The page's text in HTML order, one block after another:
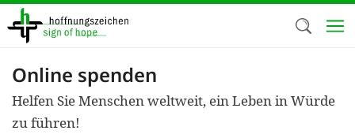
Direkt
zum
Inhalt
Online spenden
Helfen Sie Menschen weltweit, ein Leben in Würde
zu führen!
Wir